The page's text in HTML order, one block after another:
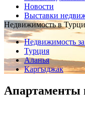
Новости
Выставки
Недвижимость в
Недвижимость
Турция
Аланья
Каргыджак
Апартаменты